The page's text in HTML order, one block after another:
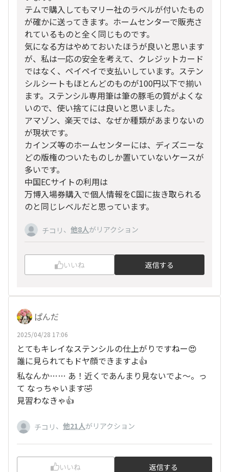
テムで購入してもマリー社のラベルが付いたもの
が確かに送ってきます。ホームセンターで販売さ
れているものと全く同じものです。
気になる方はやめておいたほうが良いと思います
が、私は一応の安全を考えて、クレジットカード
ではなく、ペイペイで支払いしています。ステン
シルシートもほとんどのものが100円以下で揃い
ます。ステンシル専用筆は筆の豚毛の質がよくな
いので、使い捨てには良いと思いました。
アマゾン、楽天では、なぜか種類があまりないの
が現状です。
カインズ等のホームセンターには、ディズニーな
どの版権のついたものしか置いていないケースが
多いです。
中国ECサイトの利用は
万博入場券購入で個人情報をC国に抜き取られる
のと同じレベルだと思っています。
チコリ 、 他8人がリアクション
いいね 返信する
ぱんだ
2025/04/28 17:06
とてもキレイなステンシルの仕上がりですねー😍
誰に見られてもドヤ顔できますよ👍
私なんか…… あ！近くであんまり見ないでよ〜。っ
て なっちゃいます🤣
見習わなきゃ👍
チコリ 、 他21人がリアクション
いいね 返信する